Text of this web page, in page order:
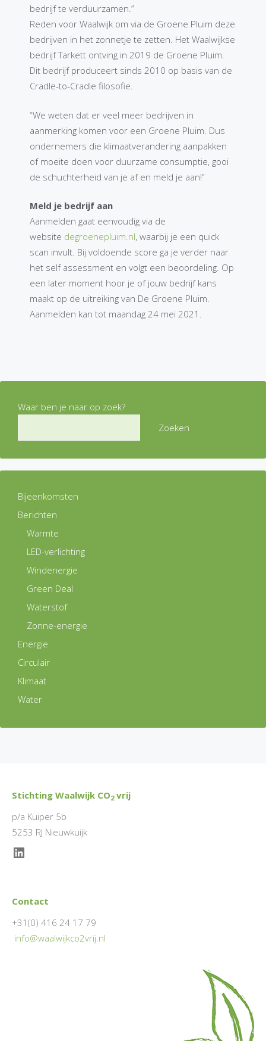
bedrijf te verduurzamen.”
Reden voor Waalwijk om via de Groene Pluim deze
bedrijven in het zonnetje te zetten. Het Waalwijkse
bedrijf Tarkett ontving in 2019 de Groene Pluim.
Dit bedrijf produceert sinds 2010 op basis van de
Cradle-to-Cradle filosofie.
“We weten dat er veel meer bedrijven in
aanmerking komen voor een Groene Pluim. Dus
ondernemers die klimaatverandering aanpakken
of moeite doen voor duurzame consumptie, gooi
de schuchterheid van je af en meld je aan!”
Meld je bedrijf aan
Aanmelden gaat eenvoudig via de
website degroenepluim.nl, waarbij je een quick
scan invult. Bij voldoende score ga je verder naar
het self assessment en volgt een beoordeling. Op
een later moment hoor je of jouw bedrijf kans
maakt op de uitreiking van De Groene Pluim.
Aanmelden kan tot maandag 24 mei 2021.
Waar ben je naar op zoek?
Zoeken
Bijeenkomsten
Berichten
Warmte
LED-verlichting
Windenergie
Green Deal
Waterstof
Zonne-energie
Energie
Circulair
Klimaat
Water
Stichting Waalwijk CO2vrij
p/a Kuiper 5b
5253 RJ Nieuwkuijk
LinkedIn
Contact
+31(0) 416 24 17 79
info@waalwijkco2vrij.nl